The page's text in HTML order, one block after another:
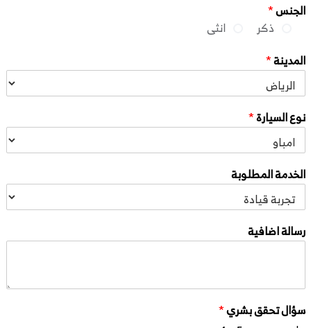
الجنس*
ذكر
انثى
المدينة*
نوع السيارة*
الخدمة المطلوبة
رسالة اضافية
سؤال تحقق بشري*